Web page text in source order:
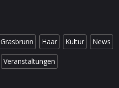
Grasbrunn Haar Kultur News
Veranstaltungen